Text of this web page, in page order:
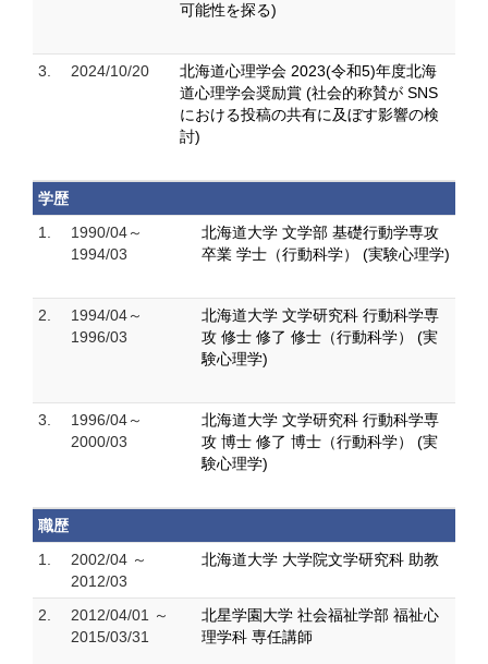
可能性を探る)
3. 2024/10/20
北海道心理学会 2023(令和5)年度北海
道心理学会奨励賞 (社会的称賛が SNS
における投稿の共有に及ぼす影響の検
討)
学歴
1.
1990/04～
1994/03
北海道大学 文学部 基礎行動学専攻
卒業 学士（行動科学） (実験心理学)
2.
1994/04～
1996/03
北海道大学 文学研究科 行動科学専
攻 修士 修了 修士（行動科学） (実
験心理学)
3.
1996/04～
2000/03
北海道大学 文学研究科 行動科学専
攻 博士 修了 博士（行動科学） (実
験心理学)
職歴
1.
2002/04 ～
2012/03
北海道大学 大学院文学研究科 助教
2.
2012/04/01 ～
2015/03/31
北星学園大学 社会福祉学部 福祉心
理学科 専任講師